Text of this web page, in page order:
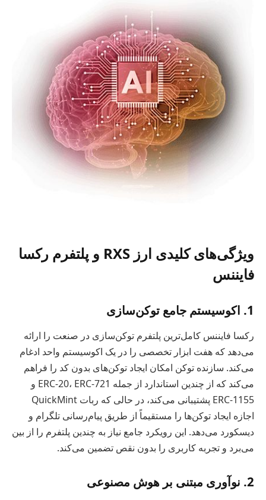
ویژگی‌های کلیدی ارز RXS و پلتفرم رکسا
فایننس
1. اکوسیستم جامع توکن‌سازی
رکسا فایننس کامل‌ترین پلتفرم توکن‌سازی در صنعت را ارائه
می‌دهد که هفت ابزار تخصصی را در یک اکوسیستم واحد ادغام
می‌کند. سازنده توکن امکان ایجاد توکن‌های بدون کد را فراهم
می‌کند که از چندین استاندارد از جمله ERC-20، ERC-721 و
ERC-1155 پشتیبانی می‌کند، در حالی که ربات QuickMint
اجازه ایجاد توکن‌ها را مستقیماً از طریق پیام‌رسانی تلگرام و
دیسکورد می‌دهد. این رویکرد جامع نیاز به چندین پلتفرم را از بین
می‌برد و تجربه کاربری را بدون نقص تضمین می‌کند.
2. نوآوری مبتنی بر هوش مصنوعی